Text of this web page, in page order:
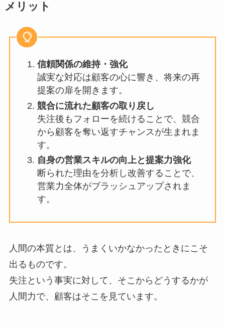
メリット
信頼関係の維持・強化
誠実な対応は顧客の心に響き、将来の再
提案の扉を開きます。
競合に流れた顧客の取り戻し
失注後もフォローを続けることで、競合
から顧客を奪い返すチャンスが生まれま
す。
自身の営業スキルの向上と提案力強化
断られた理由を分析し改善することで、
営業力全体がブラッシュアップされま
す。
人間の本質とは、うまくいかなかったときにこそ
出るものです。
失注という事実に対して、そこからどうするかが
人間力で、顧客はそこを見ています。